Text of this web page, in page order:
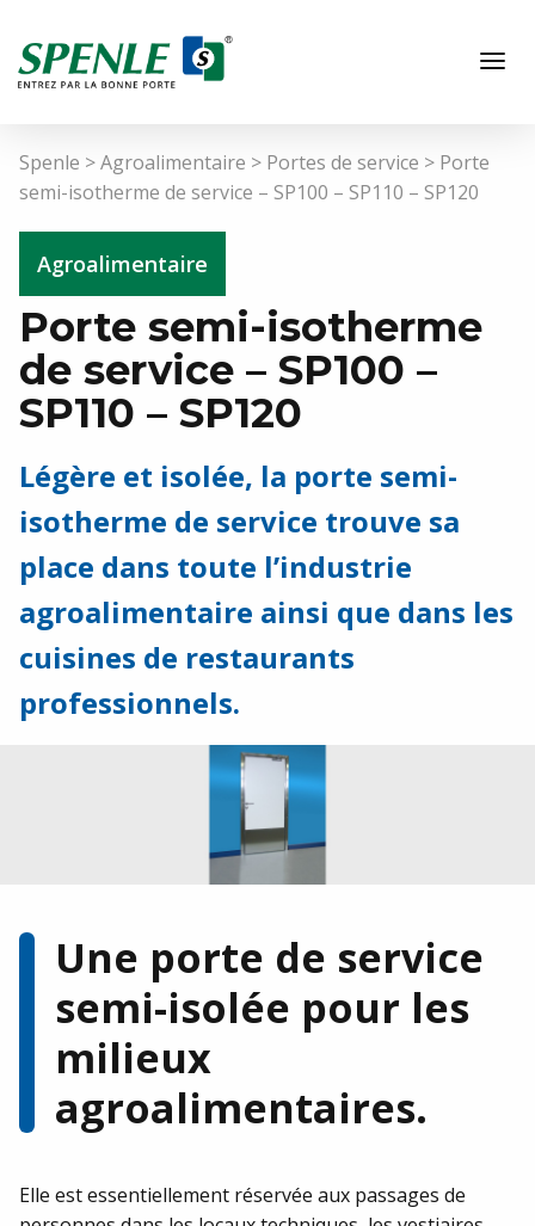
FR
Hôpitaux / Laboratoires
Restauration / CHR
Industrie / Logistique
Notre histoire
Vous avez un projet, besoin d’un devis ou
d’une documentation ?
répondre à votre demande.
Spenle >Agroalimentaire > Portes de service > Porte
semi-isotherme de service – SP100 – SP110 – SP120
Agroalimentaire
Porte semi-isotherme
de service – SP100 –
SP110 – SP120
Légère et isolée, la porte semi-
isotherme de service trouve sa
place dans toute l’industrie
agroalimentaire ainsi que dans les
cuisines de restaurants
professionnels.
Une porte de service
semi-isolée pour les
milieux
agroalimentaires.
Elle est essentiellement réservée aux passages de